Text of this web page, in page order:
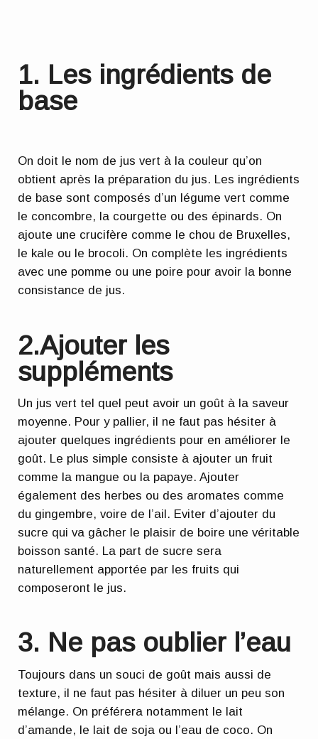
1. Les ingrédients de
base
On doit le nom de jus vert à la couleur qu’on
obtient après la préparation du jus. Les ingrédients
de base sont composés d’un légume vert comme
le concombre, la courgette ou des épinards. On
ajoute une crucifère comme le chou de Bruxelles,
le kale ou le brocoli. On complète les ingrédients
avec une pomme ou une poire pour avoir la bonne
consistance de jus.
2.Ajouter les
suppléments
Un jus vert tel quel peut avoir un goût à la saveur
moyenne. Pour y pallier, il ne faut pas hésiter à
ajouter quelques ingrédients pour en améliorer le
goût. Le plus simple consiste à ajouter un fruit
comme la mangue ou la papaye. Ajouter
également des herbes ou des aromates comme
du gingembre, voire de l’ail. Eviter d’ajouter du
sucre qui va gâcher le plaisir de boire une véritable
boisson santé. La part de sucre sera
naturellement apportée par les fruits qui
composeront le jus.
3. Ne pas oublier l’eau
Toujours dans un souci de goût mais aussi de
texture, il ne faut pas hésiter à diluer un peu son
mélange. On préférera notamment le lait
d’amande, le lait de soja ou l’eau de coco. On